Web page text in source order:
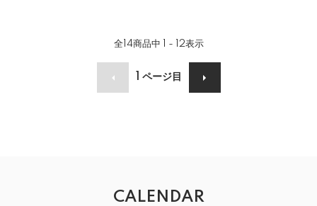
全14商品中 1 - 12表示
ページ目
CALENDAR